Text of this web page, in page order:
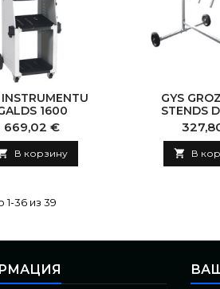
INSTRUMENTU
1600
Цена
669,02 €
В корзину
GYS
STENDS
Цена
 В
1-36 из 39